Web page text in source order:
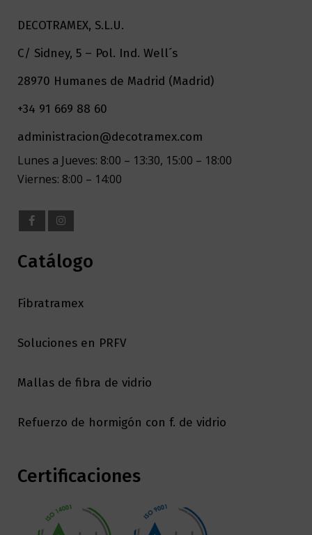
DECOTRAMEX, S.L.U.
C/ Sidney, 5 – Pol. Ind. Well´s
28970 Humanes de Madrid (Madrid)
+34 91 669 88 60
administracion@decotramex.com
Lunes a Jueves: 8:00 – 13:30, 15:00 – 18:00
Viernes: 8:00 – 14:00
Catálogo
Fibratramex
Soluciones en PRFV
Mallas de fibra de vidrio
Refuerzo de hormigón con f. de vidrio
Certificaciones